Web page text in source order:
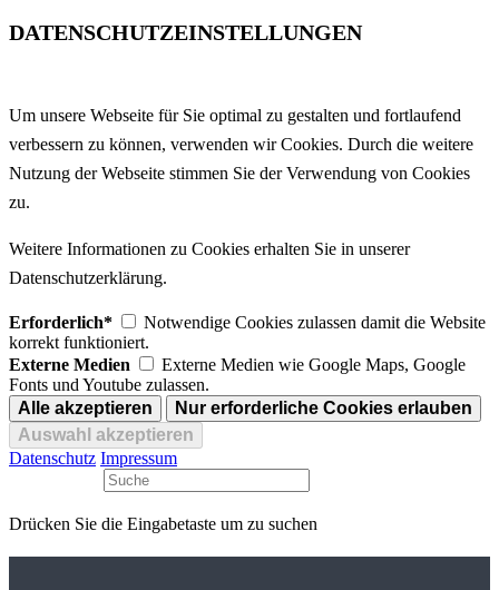
DATENSCHUTZEINSTELLUNGEN
Um unsere Webseite für Sie optimal zu gestalten und fortlaufend
verbessern zu können, verwenden wir Cookies. Durch die weitere
Nutzung der Webseite stimmen Sie der Verwendung von Cookies
zu.
Weitere Informationen zu Cookies erhalten Sie in unserer
Datenschutzerklärung.
Erforderlich*
Notwendige Cookies zulassen damit die Website
korrekt funktioniert.
Externe Medien
Externe Medien wie Google Maps, Google
Fonts und Youtube zulassen.
Datenschutz Impressum
Drücken Sie die Eingabetaste um zu suchen